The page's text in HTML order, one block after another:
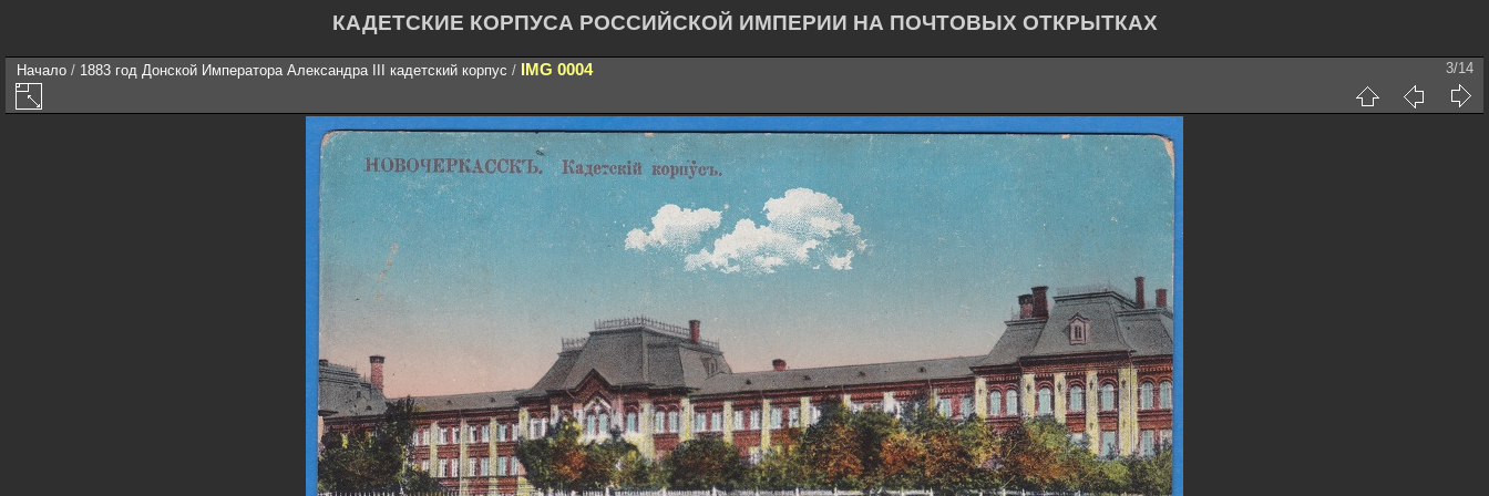
КАДЕТСКИЕ КОРПУСА РОССИЙСКОЙ ИМПЕРИИ НА ПОЧТОВЫХ ОТКРЫТКАХ
Начало / 1883 год Донской Императора Александра III кадетский корпус / IMG 0004 3/14